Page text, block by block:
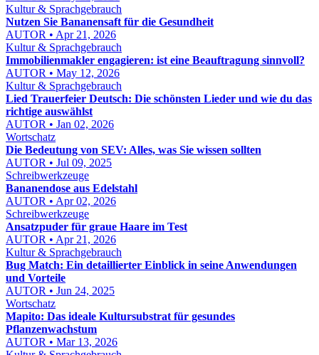
Kultur & Sprachgebrauch
Nutzen Sie Bananensaft für die Gesundheit
AUTOR • Apr 21, 2026
Kultur & Sprachgebrauch
Immobilienmakler engagieren: ist eine Beauftragung sinnvoll?
AUTOR • May 12, 2026
Kultur & Sprachgebrauch
Lied Trauerfeier Deutsch: Die schönsten Lieder und wie du das
richtige auswählst
AUTOR • Jan 02, 2026
Wortschatz
Die Bedeutung von SEV: Alles, was Sie wissen sollten
AUTOR • Jul 09, 2025
Schreibwerkzeuge
Bananendose aus Edelstahl
AUTOR • Apr 02, 2026
Schreibwerkzeuge
Ansatzpuder für graue Haare im Test
AUTOR • Apr 21, 2026
Kultur & Sprachgebrauch
Bug Match: Ein detaillierter Einblick in seine Anwendungen
und Vorteile
AUTOR • Jun 24, 2025
Wortschatz
Mapito: Das ideale Kultursubstrat für gesundes
Pflanzenwachstum
AUTOR • Mar 13, 2026